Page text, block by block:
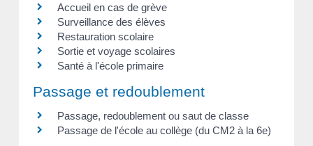
Accueil en cas de grève
Surveillance des élèves
Restauration scolaire
Sortie et voyage scolaires
Santé à l'école primaire
Passage et redoublement
Passage, redoublement ou saut de classe
Passage de l'école au collège (du CM2 à la 6e)